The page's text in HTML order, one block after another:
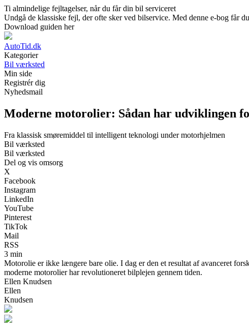
Ti almindelige fejltagelser, når du får din bil serviceret
Undgå de klassiske fejl, der ofte sker ved bilservice. Med denne e-bog får
Download guiden her
AutoTid.dk
Kategorier
Bil værksted
Min side
Registrér dig
Nyhedsmail
Moderne motorolier: Sådan har udviklingen
Fra klassisk smøremiddel til intelligent teknologi under motorhjelmen
Bil værksted
Bil værksted
Del og vis omsorg
X
Facebook
Instagram
LinkedIn
YouTube
Pinterest
TikTok
Mail
RSS
3 min
Motorolie er ikke længere bare olie. I dag er den et resultat af avanceret
moderne motorolier har revolutioneret bilplejen gennem tiden.
Ellen Knudsen
Ellen
Knudsen